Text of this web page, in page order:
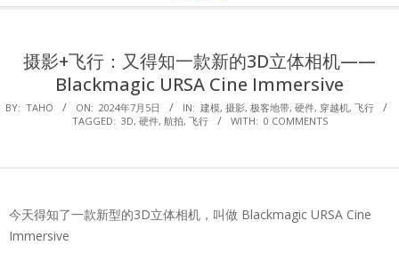
Navigation
摄影+飞行：又得知一款新的3D立体相机——
Blackmagic URSA Cine Immersive
BY: TAHO ON: 2024年7月5日 IN: 建模, 摄影, 极客地带, 硬件, 穿越机, 飞行
TAGGED: 3D, 硬件, 航拍, 飞行 WITH: 0 COMMENTS
今天得知了一款新型的3D立体相机，叫做 Blackmagic URSA Cine
Immersive